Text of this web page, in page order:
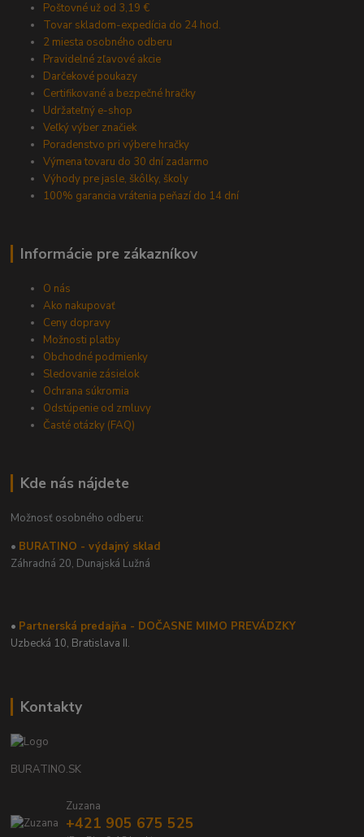
Poštovné už od 3,19 €
Tovar skladom-expedícia do 24 hod.
2 miesta osobného odberu
Pravidelné zľavové akcie
Darčekové poukazy
Certifikované a bezpečné hračky
Udržateľný e-shop
Veľký výber značiek
Poradenstvo pri výbere hračky
Výmena tovaru do 30 dní zadarmo
Výhody pre jasle, škôlky, školy
100% garancia vrátenia peňazí do 14 dní
Informácie pre zákazníkov
O nás
Ako nakupovať
Ceny dopravy
Možnosti platby
Obchodné podmienky
Sledovanie zásielok
Ochrana súkromia
Odstúpenie od zmluvy
Časté otázky (FAQ)
Kde nás nájdete
Možnosť osobného odberu:
• BURATINO - výdajný sklad
Záhradná 20, Dunajská Lužná
• Partnerská predajňa - DOČASNE MIMO PREVÁDZKY
Uzbecká 10, Bratislava II.
Kontakty
BURATINO.SK
Zuzana
+421 905 675 525